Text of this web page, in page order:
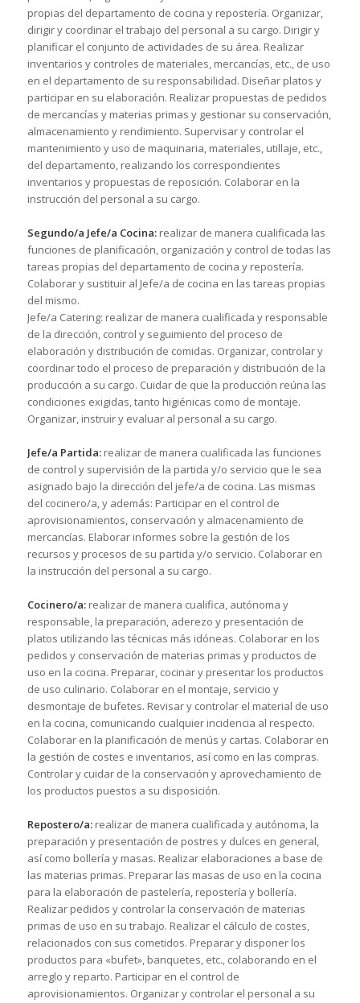
propias del departamento de cocina y repostería. Organizar,
dirigir y coordinar el trabajo del personal a su cargo. Dirigir y
planificar el conjunto de actividades de su área. Realizar
inventarios y controles de materiales, mercancías, etc., de uso
en el departamento de su responsabilidad. Diseñar platos y
participar en su elaboración. Realizar propuestas de pedidos
de mercancías y materias primas y gestionar su conservación,
almacenamiento y rendimiento. Supervisar y controlar el
mantenimiento y uso de maquinaria, materiales, utillaje, etc.,
del departamento, realizando los correspondientes
inventarios y propuestas de reposición. Colaborar en la
instrucción del personal a su cargo.
Segundo/a Jefe/a Cocina:realizar de manera cualificada las
funciones de planificación, organización y control de todas las
tareas propias del departamento de cocina y repostería.
Colaborar y sustituir al Jefe/a de cocina en las tareas propias
del mismo.
Jefe/a Catering: realizar de manera cualificada y responsable
de la dirección, control y seguimiento del proceso de
elaboración y distribución de comidas. Organizar, controlar y
coordinar todo el proceso de preparación y distribución de la
producción a su cargo. Cuidar de que la producción reúna las
condiciones exigidas, tanto higiénicas como de montaje.
Organizar, instruir y evaluar al personal a su cargo.
Jefe/a Partida:realizar de manera cualificada las funciones
de control y supervisión de la partida y/o servicio que le sea
asignado bajo la dirección del jefe/a de cocina. Las mismas
del cocinero/a, y además: Participar en el control de
aprovisionamientos, conservación y almacenamiento de
mercancías. Elaborar informes sobre la gestión de los
recursos y procesos de su partida y/o servicio. Colaborar en
la instrucción del personal a su cargo.
Cocinero/a:realizar de manera cualifica, autónoma y
responsable, la preparación, aderezo y presentación de
platos utilizando las técnicas más idóneas. Colaborar en los
pedidos y conservación de materias primas y productos de
uso en la cocina. Preparar, cocinar y presentar los productos
de uso culinario. Colaborar en el montaje, servicio y
desmontaje de bufetes. Revisar y controlar el material de uso
en la cocina, comunicando cualquier incidencia al respecto.
Colaborar en la planificación de menús y cartas. Colaborar en
la gestión de costes e inventarios, así como en las compras.
Controlar y cuidar de la conservación y aprovechamiento de
los productos puestos a su disposición.
Repostero/a:realizar de manera cualificada y autónoma, la
preparación y presentación de postres y dulces en general,
así como bollería y masas. Realizar elaboraciones a base de
las materias primas. Preparar las masas de uso en la cocina
para la elaboración de pastelería, repostería y bollería.
Realizar pedidos y controlar la conservación de materias
primas de uso en su trabajo. Realizar el cálculo de costes,
relacionados con sus cometidos. Preparar y disponer los
productos para «bufet», banquetes, etc., colaborando en el
arreglo y reparto. Participar en el control de
aprovisionamientos. Organizar y controlar el personal a su